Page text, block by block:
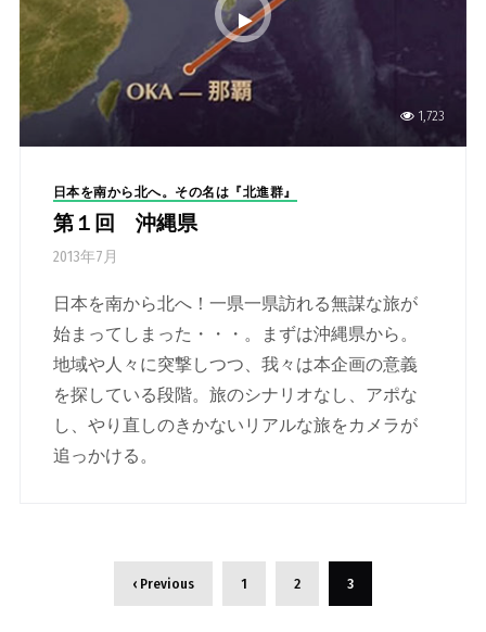
1,723
日本を南から北へ。その名は『北進群』
第１回 沖縄県
2013年7月
日本を南から北へ！一県一県訪れる無謀な旅が
始まってしまった・・・。まずは沖縄県から。
地域や人々に突撃しつつ、我々は本企画の意義
を探している段階。旅のシナリオなし、アポな
し、やり直しのきかないリアルな旅をカメラが
追っかける。
‹ Previous 1 2 3